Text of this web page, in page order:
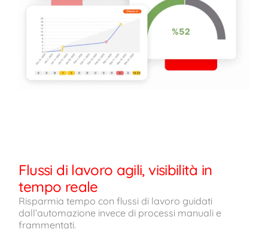
Flussi di lavoro agili, visibilità in
tempo reale
Risparmia tempo con flussi di lavoro guidati
dall’automazione invece di processi manuali e
frammentati.